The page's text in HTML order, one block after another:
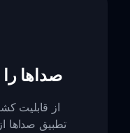
صداها
از قابلیت
تطبیق صداها